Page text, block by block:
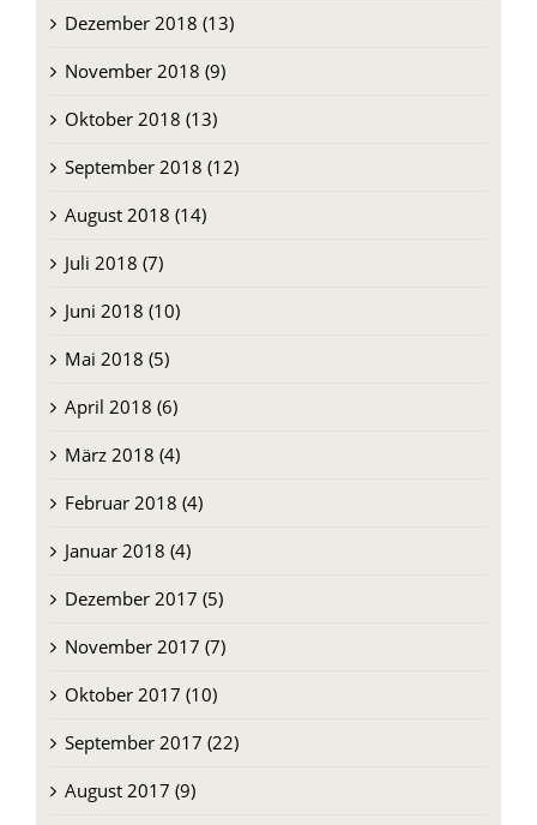
Dezember 2018 (13)
November 2018 (9)
Oktober 2018 (13)
September 2018 (12)
August 2018 (14)
Juli 2018 (7)
Juni 2018 (10)
Mai 2018 (5)
April 2018 (6)
März 2018 (4)
Februar 2018 (4)
Januar 2018 (4)
Dezember 2017 (5)
November 2017 (7)
Oktober 2017 (10)
September 2017 (22)
August 2017 (9)